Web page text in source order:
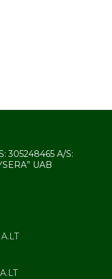
305248465 A/S:
UAB